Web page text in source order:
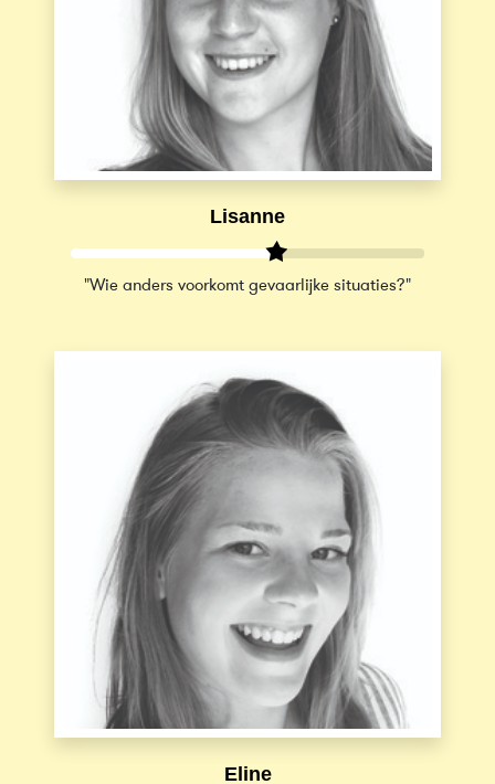
Lisanne
"Wie anders voorkomt gevaarlijke situaties?"
Eline